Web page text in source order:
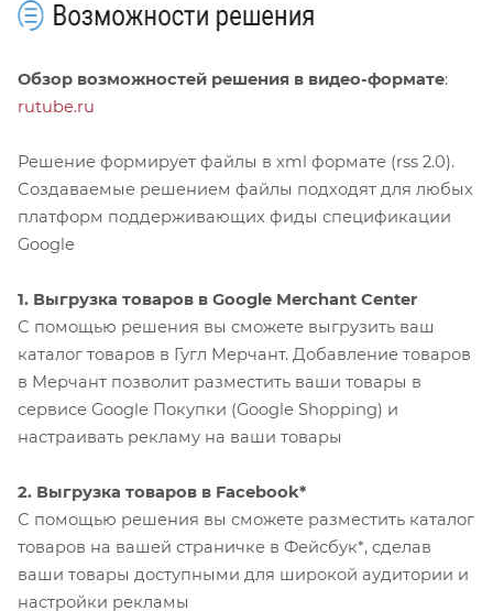
Обзор возможностей решения в видео-формате:
rutube.ru
Решение формирует файлы в xml формате (rss 2.0).
Создаваемые решением файлы подходят для любых
платформ поддерживающих фиды спецификации
Google
1. Выгрузка товаров в Google Merchant Center
С помощью решения вы сможете выгрузить ваш
каталог товаров в Гугл Мерчант. Добавление товаров
в Мерчант позволит разместить ваши товары в
сервисе Google Покупки (Google Shopping) и
настраивать рекламу на ваши товары
2. Выгрузка товаров в Facebook*
С помощью решения вы сможете разместить каталог
товаров на вашей страничке в Фейсбук*, сделав
ваши товары доступными для широкой аудитории и
настройки рекламы